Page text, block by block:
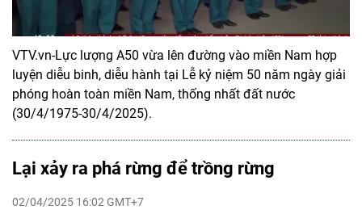
VTV.vn-Lực lượng A50 vừa lên đường vào miền Nam hợp
luyện diễu binh, diễu hành tại Lễ kỷ niệm 50 năm ngày giải
phóng hoàn toàn miền Nam, thống nhất đất nước
(30/4/1975-30/4/2025).
Lại xảy ra phá rừng để trồng rừng
02/04/2025 16:02 GMT+7